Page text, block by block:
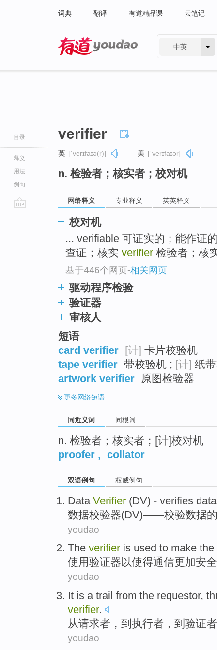
词典 翻译 有道精品课 云笔记
中英
目录
释义
用法
例句
verifier
英 [ˈverɪfaɪə(r)] 美 [ˈverɪfaɪər]
n. 检验者；核实者；校对机
网络释义 专业释义 英英释义
校对机
... verifiable 可证实的；能作证
查证；核实 verifier 检验者；核
基于446个网页-相关网页
驱动程序检验
验证器
审核人
短语
card verifier [计] 卡片校验机
tape verifier 带校验机 ; [计] 纸
artwork verifier
原图检验器
更多网络短语
同近义词 同根词
n. 检验者；核实者；[计]校对机
proofer , collator
双语例句 权威例句
Data Verifier (DV) - verifies data
数据校验器(DV)——校验数据的
youdao
The verifier is used to make the
使用验证器以使得通信更加安
youdao
It is atrail from the requestor,
verifier.
从请求者 ， 到执行者 ， 到 验证者
youdao